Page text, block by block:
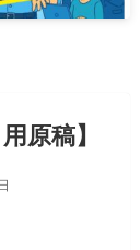
原稿】